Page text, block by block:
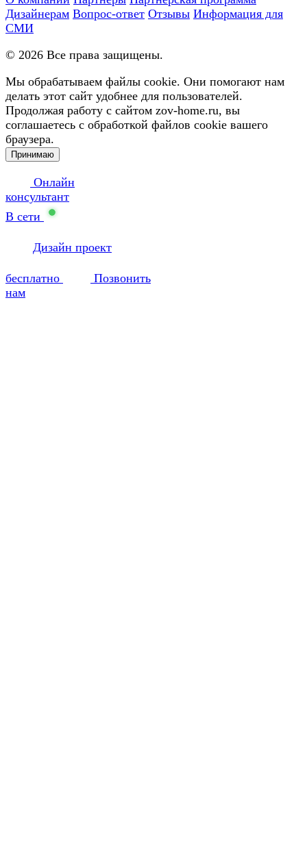
Дизайнерам Вопрос-ответ Отзывы Информация для
СМИ
© 2026 Все права защищены.
Мы обрабатываем файлы cookie. Они помогают нам
делать этот сайт удобнее для пользователей.
Продолжая работу с сайтом zov-home.ru, вы
соглашаетесь с обработкой файлов cookie вашего
браузера.
Принимаю
Онлайн
консультант
В сети
Дизайн проект
бесплатно
Позвонить
нам